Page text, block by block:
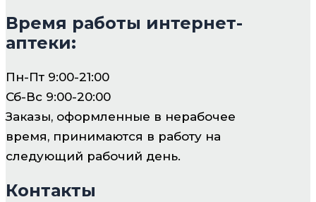
Время работы интернет-
аптеки:
Пн-Пт 9:00-21:00
Сб-Вс 9:00-20:00
Заказы, оформленные в нерабочее
время, принимаются в работу на
следующий рабочий день.
Контакты